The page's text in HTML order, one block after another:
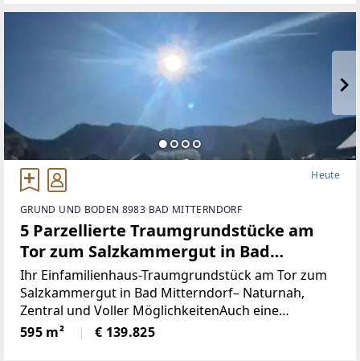
Heute
GRUND UND BODEN 8983 BAD MITTERNDORF
5 Parzellierte Traumgrundstücke am
Tor zum Salzkammergut in Bad
Mitterndorf - naturnah, zentral und
voller Möglichkeiten (Provisionsfrei)
Ihr Einfamilienhaus-Traumgrundstück am Tor zum
Salzkammergut in Bad Mitterndorf– Naturnah,
Zentral und Voller MöglichkeitenAuch eine
touristische Vermietung ist nach Absprache mit der
Gemeinde möglich.Die Loipe und Therme
595 m² € 139.825